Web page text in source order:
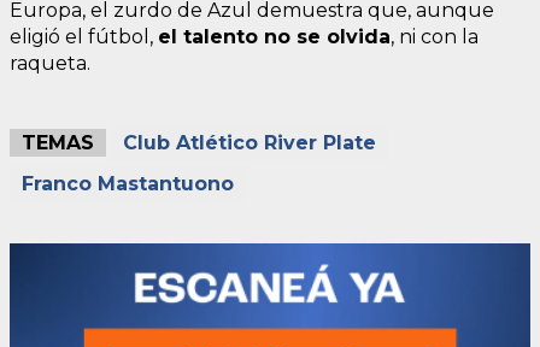
Europa, el zurdo de Azul demuestra que, aunque
eligió el fútbol, el talento no se olvida, ni con la
raqueta.
TEMAS
Club Atlético River Plate
Franco Mastantuono